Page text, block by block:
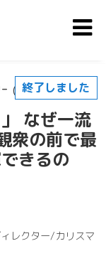
終了しました
(開場: 18:30)
なぜ一流
衆の前で最
きるの
レクター/カリスマ